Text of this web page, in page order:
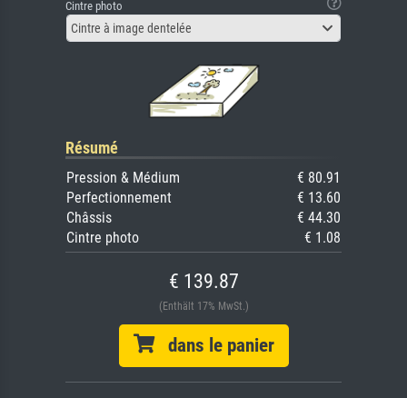
Cintre photo
Cintre à image dentelée
Résumé
Pression & Médium
€ 80.91
Perfectionnement
€ 13.60
Châssis
€ 44.30
Cintre photo
€ 1.08
€ 139.87
(Enthält 17% MwSt.)
dans le panier